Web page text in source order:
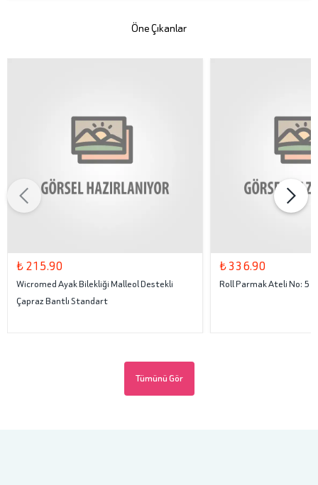
Öne Çıkanlar
₺ 215.90
Wicromed Ayak Bilekliği Malleol Destekli
Çapraz Bantlı Standart
₺ 336.90
Roll Parmak Ateli No: 5
Tümünü Gör